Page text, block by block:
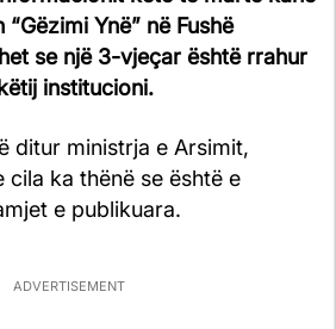
Ynë” në Fushë
se një 3-vjeçar është rrahur
institucioni.
ditur ministrja e Arsimit,
cila ka thënë se është e
e publikuara.